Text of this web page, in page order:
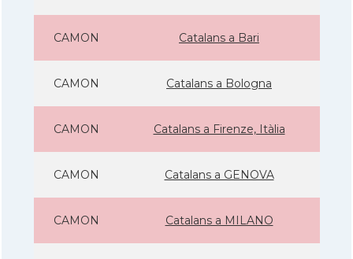
CAMON Catalans a Bari
CAMON Catalans a Bologna
CAMON Catalans a Firenze, Itàlia
CAMON Catalans a GENOVA
CAMON Catalans a MILANO